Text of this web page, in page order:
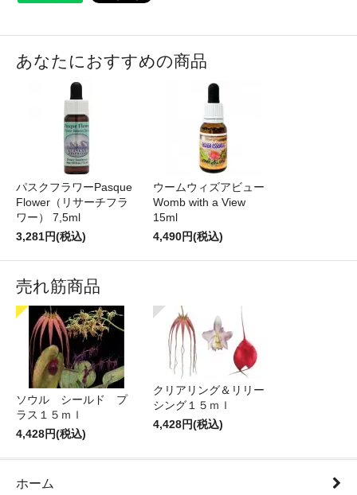
あなたにおすすめの商品
パスクフラワーPasque
Flower（リサーチフラ
ワー） 7,5ml
3,281円(税込)
ウームウィズアビュー
Womb with a View
15ml
4,490円(税込)
売れ筋商品
ソウル シールド プ
ラス１５ｍｌ
4,428円(税込)
クリアリング＆リリー
シング１５ｍｌ
4,428円(税込)
ホーム